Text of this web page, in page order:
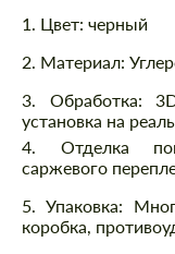
Описание
1. Цвет: черный
2. Материал:
3. Обработка:
установка на
4. Отделка
саржевого
5. Упаковка:
коробка,